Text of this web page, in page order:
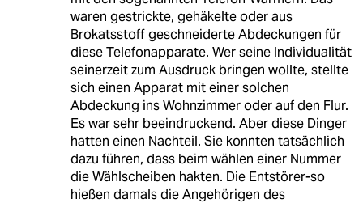
waren gestrickte, gehäkelte oder aus
Brokatsstoff geschneiderte Abdeckungen für
diese Telefonapparate. Wer seine Individualität
seinerzeit zum Ausdruck bringen wollte, stellte
sich einen Apparat mit einer solchen
Abdeckung ins Wohnzimmer oder auf den Flur.
Es war sehr beeindruckend. Aber diese Dinger
hatten einen Nachteil. Sie konnten tatsächlich
dazu führen, dass beim wählen einer Nummer
die Wählscheiben hakten. Die Entstörer-so
hießen damals die Angehörigen des